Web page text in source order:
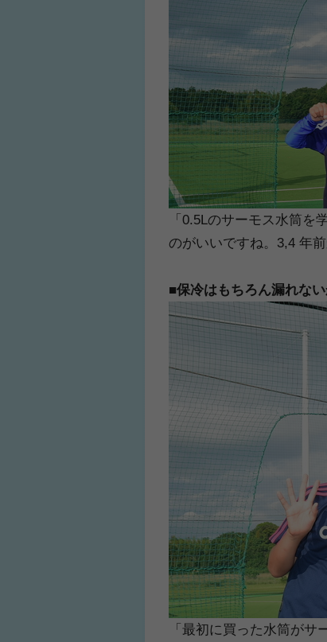
「0.5Lのサーモス水筒
のがいいですね。3,4 年
■保冷はもちろん漏れない
「最初に買った水筒が